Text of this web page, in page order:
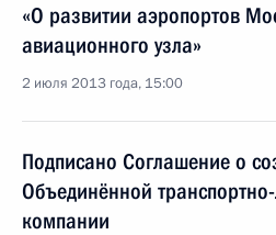
«О развитии аэропортов
авиационного узла»
2 июля 2013 года, 15:00
Подписано Соглашение о
Объединённой транспортно-
компании